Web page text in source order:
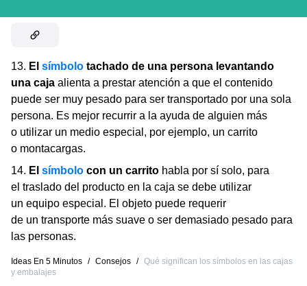
13. El símbolo tachado de una persona levantando
una caja alienta a prestar atención a que el contenido
puede ser muy pesado para ser transportado por una sola
persona. Es mejor recurrir a la ayuda de alguien más
o utilizar un medio especial, por ejemplo, un carrito
o montacargas.
14. El símbolo con un carrito habla por sí solo, para
el traslado del producto en la caja se debe utilizar
un equipo especial. El objeto puede requerir
de un transporte más suave o ser demasiado pesado para
las personas.
Ideas En 5 Minutos / Consejos / Qué significan los símbolos en las cajas
y embalajes